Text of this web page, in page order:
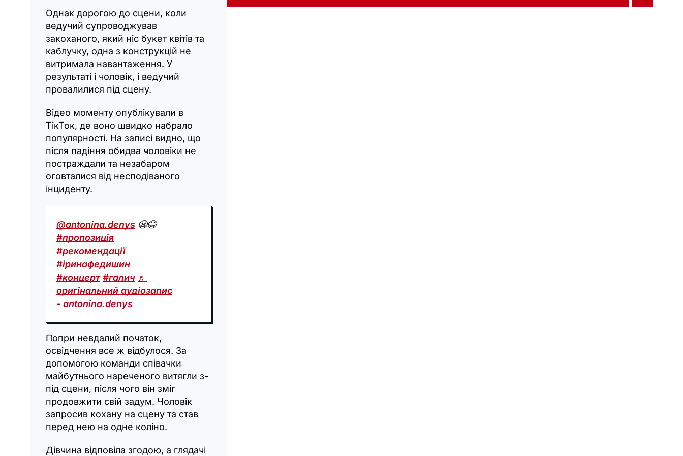
Однак дорогою до сцени, коли
ведучий супроводжував
закоханого, який ніс букет квітів та
каблучку, одна з конструкцій не
витримала навантаження. У
результаті і чоловік, і ведучий
провалилися під сцену.
Відео моменту опублікували в
ТікТок, де воно швидко набрало
популярності. На записі видно, що
після падіння обидва чоловіки не
постраждали та незабаром
оговталися від несподіваного
інциденту.
@antonina.denys 😬😂
#пропозиція
#рекомендації
#іринафедишин
#концерт #галич ♬
оригінальний аудіозапис
- antonina.denys
Попри невдалий початок,
освідчення все ж відбулося. За
допомогою команди співачки
майбутнього нареченого витягли з-
під сцени, після чого він зміг
продовжити свій задум. Чоловік
запросив кохану на сцену та став
перед нею на одне коліно.
Дівчина відповіла згодою, а глядачі